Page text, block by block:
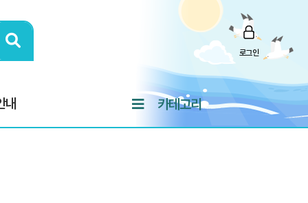
로그인
내 카테고리